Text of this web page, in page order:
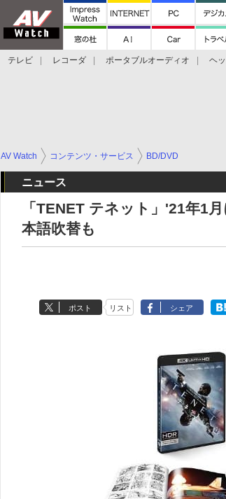
テレビ レコーダ ポータブルオーディオ ヘ
AV Watch コンテンツ・サービス BD/DVD
ニュース
「TENET テネット」'21年1
本語吹替も
ポスト リスト シェア